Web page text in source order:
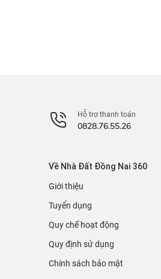
Hỗ trợ thanh toán
0828.76.55.26
Về Nhà Đất Đồng Nai 360
Giới thiệu
Tuyển dụng
Quy chế hoạt động
Quy định sử dụng
Chính sách bảo mật